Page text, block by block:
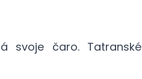
svoje čaro. Tatranské